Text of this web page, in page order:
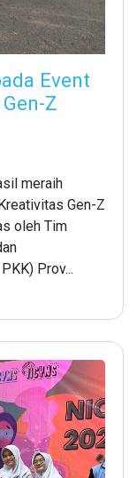
Event
Z
meraih
Gen-Z
oleh Tim
Prov...